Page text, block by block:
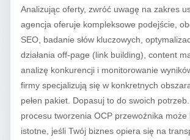
Analizując oferty, zwróć uwagę na zakres
agencja oferuje kompleksowe podejście,
SEO, badanie słów kluczowych,
działania off-page (link building), content
analizę konkurencji i monitorowanie
firmy specjalizują się w konkretnych
pełen pakiet. Dopasuj to do swoich
procesu tworzenia OCP przewoźnika może
istotne, jeśli Twój biznes opiera się na